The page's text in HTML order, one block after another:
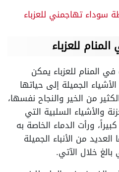
سوداء تهاجمني للعزباء
للعزباء
المنام للعزباء يمكن
الجميلة إلى حياتها
من الخير والنجاح نفسها،
والأشياء السلبية التي
ورأت الدماء الخاصة به
من الأنباء الجميلة
خلال الآتي.